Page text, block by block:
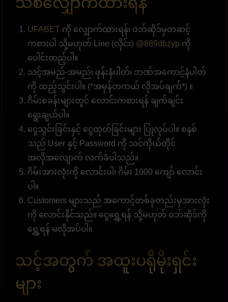
UFABET ကို လျှောက်ထားရန်၊ ဝဘ်ဆိုဒ်မှတဆင့်
ကစားပါ သို့မဟုတ် Line (လိုင်း) @889dbzyp ကို
ပေါင်းထည့်ပါ။
သင့်အမည်-အမည်၊ ဖုန်းနံပါတ်၊ ဘဏ်အကောင့်နံပါတ်
ကို ထည့်သွင်းပါ။ (*အမှန်တကယ် လိုအပ်ချက်*) ။
ဂိမ်းစခန်းများတွင် လောင်းကစားရန် ချက်ချင်း
ရွေးချယ်ပါ။
ငွေသွင်းခြင်းနှင့် ငွေထုတ်ခြင်းများ ပြုလုပ်ပါ။ စနစ်
သည် User နှင့် Password ကို သင်ကိုယ်တိုင်
အလိုအလျောက် လက်ခံပါသည်။
ဂိမ်းအားလုံးကို လောင်းပါ၊ ဂိမ်း 1000 ကျော် လောင်း
ပါ။
Customers များသည် အကောင့်တစ်ခုတည်းမှအားလုံး
ကို လောင်းနိုင်သည်။ ငွေရွှေ့ရန် သို့မဟုတ် ဝဘ်ဆိုဒ်ကို
ရွှေ့ရန် မလိုအပ်ပါ။
သင့်အတွက် အထူးပရိုမိုးရှင်း
များ